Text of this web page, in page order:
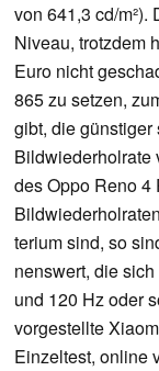
von 641,3 cd/m²).
Niveau, trotzdem
Euro nicht
865 zu setzen,
gibt, die
Bild­wie­der­hol­rate
des Oppo Reno 4
terium sind, so
nens­wert, die
und 120 Hz oder
vorge­stellte
Einzeltest, online